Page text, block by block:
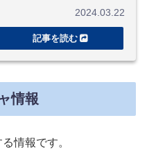
2024.03.22
情報
情報です。